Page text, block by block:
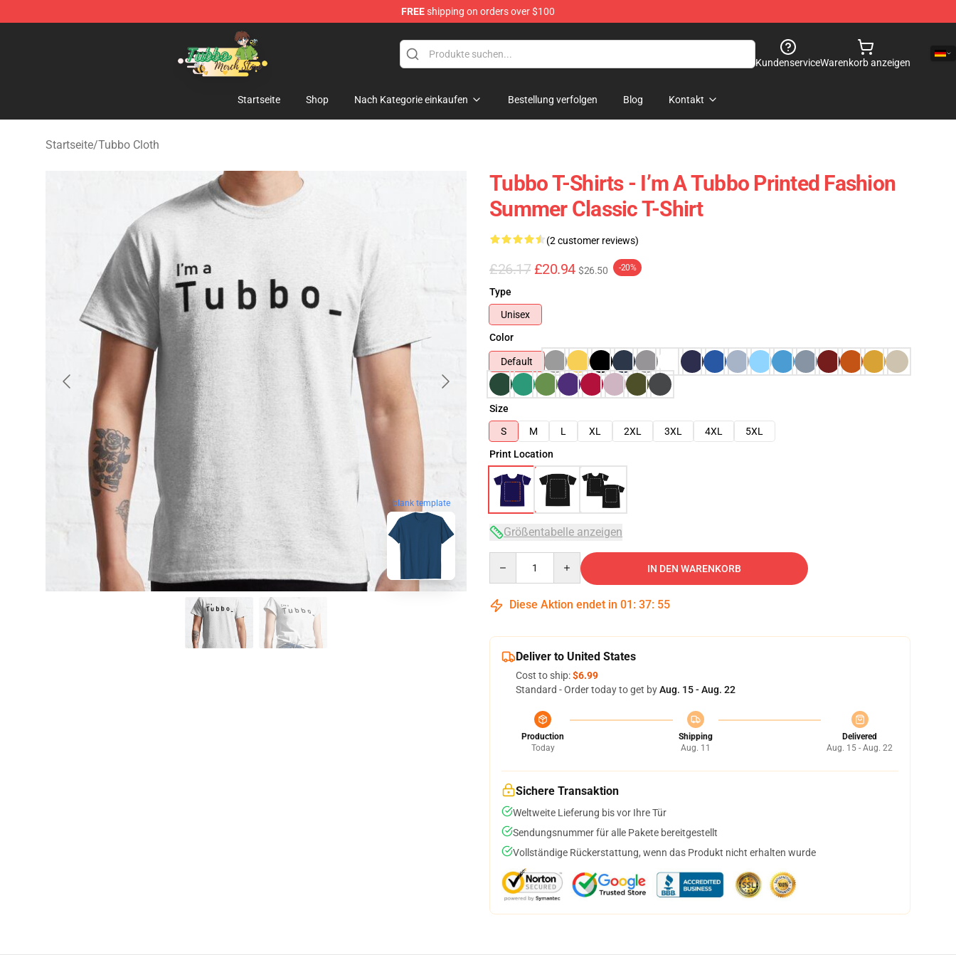
FREEshipping on orders over $100
Tubbo Store - Official Tubbo Merchandise Shop
KundenserviceWarenkorb anzeigen
Startseite Shop Nach Kategorie einkaufen Bestellung verfolgen Blog Kontakt
Startseite/Tubbo Cloth
blank template
Tubbo T-Shirts - I’m A Tubbo Printed Fashion
Summer Classic T-Shirt
(2 customer reviews)
£26.17 £20.94 $26.50 -20%
Type
Unisex
Color
Default
Size
S
M L XL 2XL 3XL 4XL
5XL
Print Location
Größentabelle anzeigen
IN DEN WARENKORB
Diese Aktion endet in 01 : 37: 54
Deliver to United States
Cost to ship:$6.99
Standard - Order today to get byAug. 15 - Aug. 22
Production
Today
Shipping
Aug. 11
Delivered
Aug. 15 - Aug. 22
Sichere Transaktion
Weltweite Lieferung bis vor Ihre Tür
Sendungsnummer für alle Pakete bereitgestellt
Vollständige Rückerstattung, wenn das Produkt nicht erhalten wurde